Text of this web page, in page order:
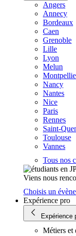
Angers
Annecy
Bordeaux
Caen
Grenoble
Lille
Lyon
Melun
Nancy
Nantes
Nice
Paris
Rennes
Saint-
Toulouse
Vannes
Tous nos
Viens nous
Choisis un
Expérience pro
Expérience
Métiers et